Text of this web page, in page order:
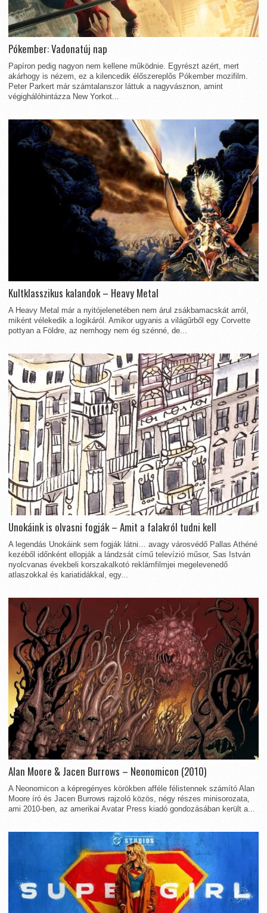
Pókember: Vadonatúj nap
Papíron pedig nagyon nem kellene működnie. Egyrészt azért, mert
akárhogy is nézem, ez a kilencedik élőszereplős Pókember mozifilm.
Peter Parkert már számtalanszor láttuk a nagyvásznon, amint
végighálóhintázza New Yorkot...
Kultklasszikus kalandok – Heavy Metal
A Heavy Metal már a nyitójelenetében nem árul zsákbamacskát arról,
miként vélekedik a logikáról. Amikor ugyanis a világűrből egy Corvette
pottyan a Földre, az nemhogy nem ég szénné, de...
Unokáink is olvasni fogják – Amit a falakról tudni kell
A legendás Unokáink sem fogják látni… avagy városvédő Pallas Athéné
kezéből időnként ellopják a lándzsát című televízió műsor, Sas István
nyolcvanas évekbeli korszakalkotó reklámfilmjei megelevenedő
atlaszokkal és kariatidákkal, egy...
Alan Moore & Jacen Burrows – Neonomicon (2010)
A Neonomicon a képregényes körökben afféle félistennek számító Alan
Moore író és Jacen Burrows rajzoló közös, négy részes minisorozata,
ami 2010-ben, az amerikai Avatar Press kiadó gondozásában került a...